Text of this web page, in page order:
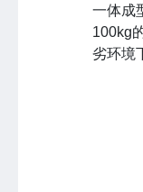
一体成
100kg
劣环境